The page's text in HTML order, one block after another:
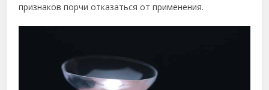
признаков порчи отказаться от применения.